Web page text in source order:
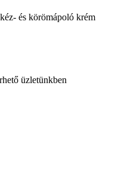
és körömápoló krém
üzletünkben